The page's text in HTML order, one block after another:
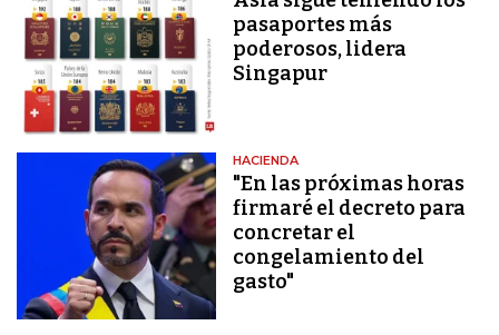
pasaportes más
poderosos, lidera
Singapur
HACIENDA
"En las próximas horas
firmaré el decreto para
concretar el
congelamiento del
gasto"